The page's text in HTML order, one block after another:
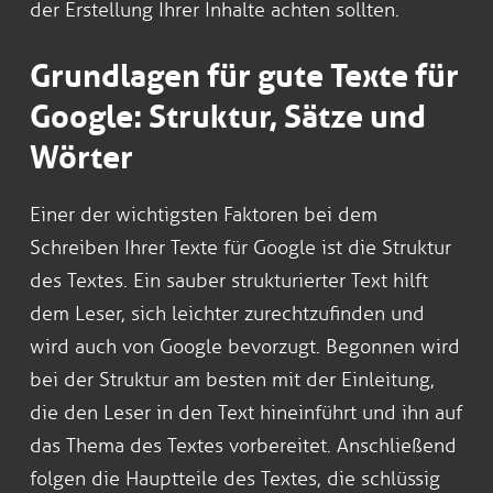
der Erstellung Ihrer Inhalte achten sollten.
Grundlagen für gute Texte für
Google: Struktur, Sätze und
Wörter
Einer der wichtigsten Faktoren bei dem
Schreiben Ihrer Texte für Google ist die Struktur
des Textes. Ein sauber strukturierter Text hilft
dem Leser, sich leichter zurechtzufinden und
wird auch von Google bevorzugt. Begonnen wird
bei der Struktur am besten mit der Einleitung,
die den Leser in den Text hineinführt und ihn auf
das Thema des Textes vorbereitet. Anschließend
folgen die Hauptteile des Textes, die schlüssig